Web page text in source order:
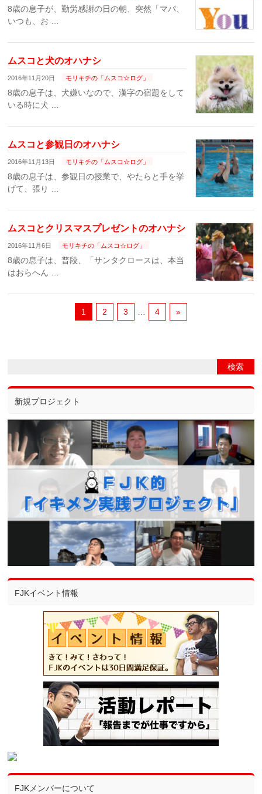
8歳の息子が、勤労感謝の日の朝、突然「マパ、
いつも、お …
ムスコと犬のオハナシ
2016年11月20日 モリキチの「ムスコ☆ログ」
8歳の息子は、犬嫌いなので、漢字の宿題をして
いる時に犬 …
ムスコと参観日のオハナシ
2016年11月13日 モリキチの「ムスコ☆ログ」
8歳の息子は、参観日の授業で、やたらと手を挙
げて、張り …
ムスコとクリスマスプレゼントのオハナシ
2016年11月6日 モリキチの「ムスコ☆ログ」
8歳の息子は、普段、「サンタクロースは、本当
はおらへん …
1 2 3 4 »
新規プロジェクト
FJKイベント情報
FJKメンバーについて